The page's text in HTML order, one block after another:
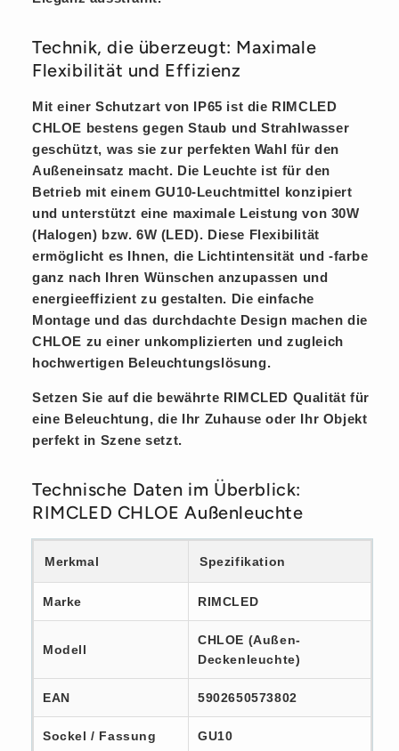
Technik, die überzeugt: Maximale
Flexibilität und Effizienz
Mit einer Schutzart von IP65 ist die RIMCLED
CHLOE bestens gegen Staub und Strahlwasser
geschützt, was sie zur perfekten Wahl für den
Außeneinsatz macht. Die Leuchte ist für den
Betrieb mit einem GU10-Leuchtmittel konzipiert
und unterstützt eine maximale Leistung von 30W
(Halogen) bzw. 6W (LED). Diese Flexibilität
ermöglicht es Ihnen, die Lichtintensität und -farbe
ganz nach Ihren Wünschen anzupassen und
energieeffizient zu gestalten. Die einfache
Montage und das durchdachte Design machen die
CHLOE zu einer unkomplizierten und zugleich
hochwertigen Beleuchtungslösung.
Setzen Sie auf die bewährte RIMCLED Qualität für
eine Beleuchtung, die Ihr Zuhause oder Ihr Objekt
perfekt in Szene setzt.
Technische Daten im Überblick:
RIMCLED CHLOE Außenleuchte
Merkmal Spezifikation
Marke RIMCLED
Modell
CHLOE (Außen-
Deckenleuchte)
EAN 5902650573802
Sockel / Fassung GU10